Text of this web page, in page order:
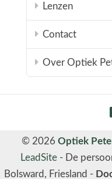
Lenzen
Contact
Over Optiek
© 2026 Optiek
LeadSite - De
Bolsward, Friesland -